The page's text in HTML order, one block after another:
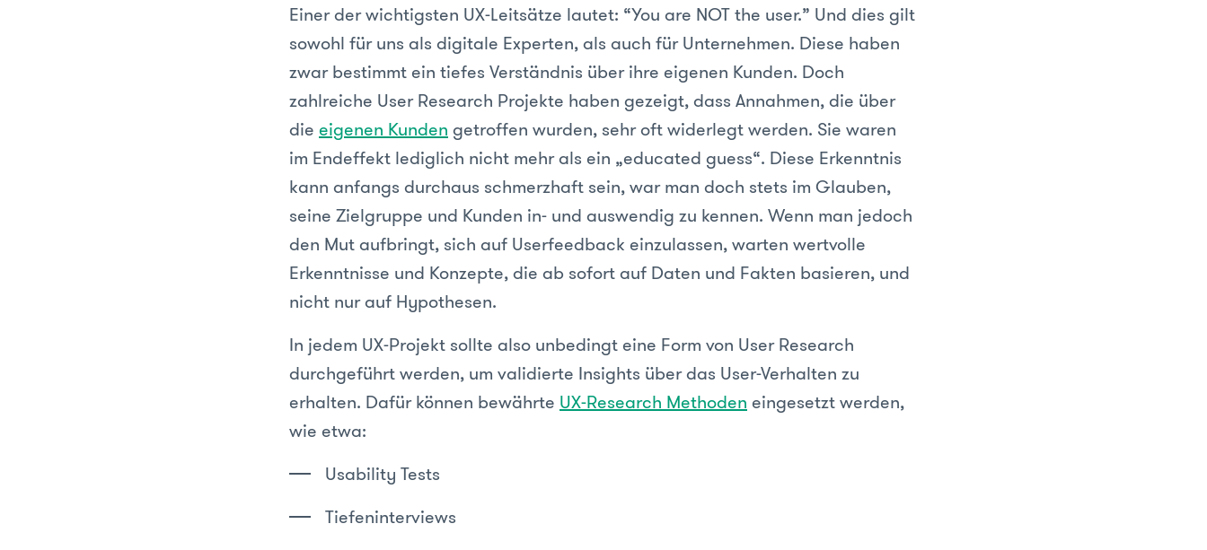
Einer der wichtigsten UX-Leitsätze lautet: “You are NOT the user.” Und dies gilt
sowohl für uns als digitale Experten, als auch für Unternehmen. Diese haben
zwar bestimmt ein tiefes Verständnis über ihre eigenen Kunden. Doch
zahlreiche User Research Projekte haben gezeigt, dass Annahmen, die über
die eigenen Kunden getroffen wurden, sehr oft widerlegt werden. Sie waren
im Endeffekt lediglich nicht mehr als ein „educated guess“. Diese Erkenntnis
kann anfangs durchaus schmerzhaft sein, war man doch stets im Glauben,
seine Zielgruppe und Kunden in- und auswendig zu kennen. Wenn man jedoch
den Mut aufbringt, sich auf Userfeedback einzulassen, warten wertvolle
Erkenntnisse und Konzepte, die ab sofort auf Daten und Fakten basieren, und
nicht nur auf Hypothesen.
In jedem UX-Projekt sollte also unbedingt eine Form von User Research
durchgeführt werden, um validierte Insights über das User-Verhalten zu
erhalten. Dafür können bewährte UX-Research Methoden eingesetzt werden,
wie etwa:
Usability Tests
Tiefeninterviews